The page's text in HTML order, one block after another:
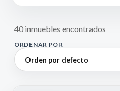
40 inmuebles encontrados
ORDENAR POR